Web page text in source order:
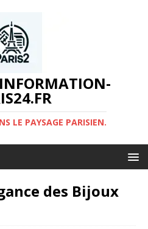
LE PAYSAGE PARISIEN.
des Bijoux